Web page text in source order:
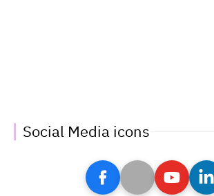
Social Media icons